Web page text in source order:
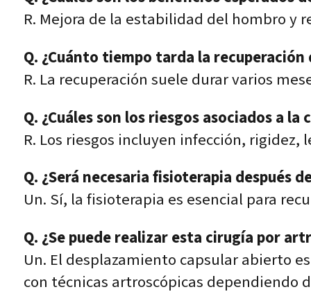
R. Mejora de la estabilidad del hombro y
Q. ¿Cuánto tiempo tarda la recuperación
R. La recuperación suele durar varios
Q. ¿Cuáles son los riesgos asociados a la
R. Los riesgos incluyen infección,
Q. ¿Será necesaria fisioterapia después
Un. Sí, la fisioterapia es esencial para
Q. ¿Se puede realizar esta cirugía por
Un. El desplazamiento capsular abierto
con técnicas artroscópicas dependiendo